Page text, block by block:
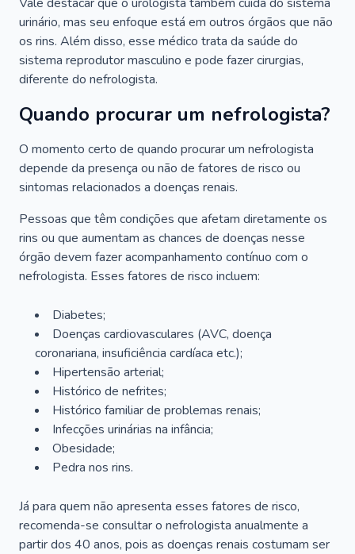
urinário, mas seu enfoque está em outros órgãos que não
os rins. Além disso, esse médico trata da saúde do
sistema reprodutor masculino e pode fazer cirurgias,
diferente do nefrologista.
Quando procurar um nefrologista?
O momento certo de quando procurar um nefrologista
depende da presença ou não de fatores de risco ou
sintomas relacionados a doenças renais.
Pessoas que têm condições que afetam diretamente os
rins ou que aumentam as chances de doenças nesse
órgão devem fazer acompanhamento contínuo com o
nefrologista. Esses fatores de risco incluem:
Diabetes;
Doenças cardiovasculares (AVC, doença
coronariana, insuficiência cardíaca etc.);
Hipertensão arterial;
Histórico de nefrites;
Histórico familiar de problemas renais;
Infecções urinárias na infância;
Obesidade;
Pedra nos rins.
Já para quem não apresenta esses fatores de risco,
recomenda-se consultar o nefrologista anualmente a
partir dos 40 anos, pois as doenças renais costumam ser